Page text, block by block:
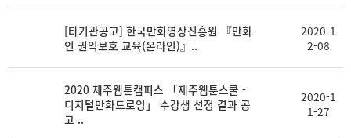
[타기관공고] 한국만화영상진흥원 『만화
인 권익보호 교육(온라인)』..
2020-1
2-08
2020 제주웹툰캠퍼스 「제주웹툰스쿨 -
디지털만화드로잉」 수강생 선정 결과 공
고 ..
2020-1
1-27